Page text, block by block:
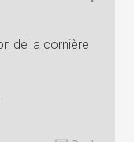
de la cornière